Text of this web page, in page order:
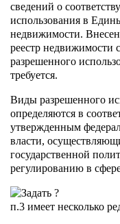
сведений о
использования в
недвижимости.
реестр недвижимости
разрешенного
требуется.
Виды разрешенного
определяются в
утвержденным
власти,
государственной
регулированию в
п.3 имеет несколько